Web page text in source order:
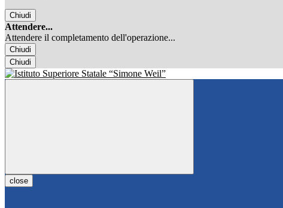
Chiudi
Attendere...
Attendere il completamento dell'operazione...
Chiudi
Chiudi
close